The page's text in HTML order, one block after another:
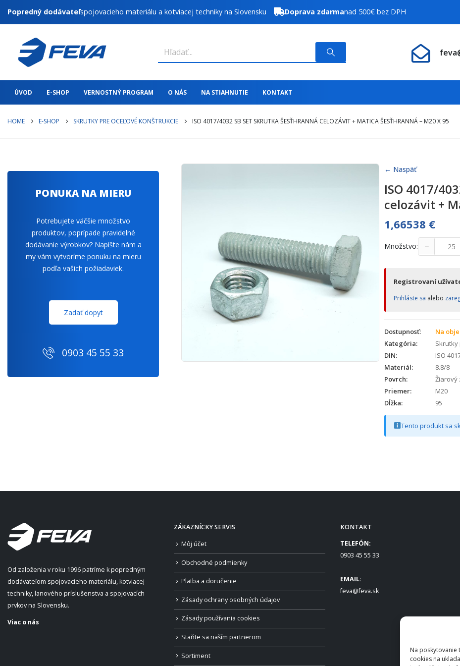
Na poskytovanie
cookies na
Popredný dodávateľspojovacieho materiálu a kotviacej techniky na Slovensku Doprava zdarmanad 500€ bez DPH
ÚVOD E-SHOP VERNOSTNÝ PROGRAM O NÁS NA STIAHNUTIE KONTAKT
HOME E-SHOP SKRUTKY PRE OCEĽOVÉ KONŠTRUKCIE ISO 4017/4032 SB SET SKRUTKA ŠESŤHRANNÁ CELOZÁVIT + MATICA ŠESŤHRANNÁ – M20 X 95
← Naspäť
ISO 4017/
celozávit +
1,66538 €
Množstvo: −
Registrovaní
Prihláste sa alebo
Dostupnosť:
Na
Kategória:
DIN:
ISO
Materiál:
8.8/8
Povrch:
Žiarový
Priemer:
M20
Dĺžka:
95
Tento produkt sa
PONUKA NA MIERU
Potrebujete väčšie množstvo
produktov, poprípade pravidelné
dodávanie výrobkov? Napíšte nám a
my vám vytvoríme ponuku na mieru
podľa vašich požiadaviek.
Zadať dopyt
0903 45 55 33
Od založenia v roku 1996 patríme k popredným
dodávateľom spojovacieho materiálu, kotviacej
techniky, lanového príslušenstva a spojovacích
prvkov na Slovensku.
Viac o nás
ZÁKAZNÍCKY SERVIS
Môj účet
Obchodné podmienky
Platba a doručenie
Zásady ochrany osobných údajov
Zásady používania cookies
Staňte sa naším partnerom
Sortiment
KONTAKT
TELEFÓN:
0903 45 55 33
EMAIL:
feva@feva.sk